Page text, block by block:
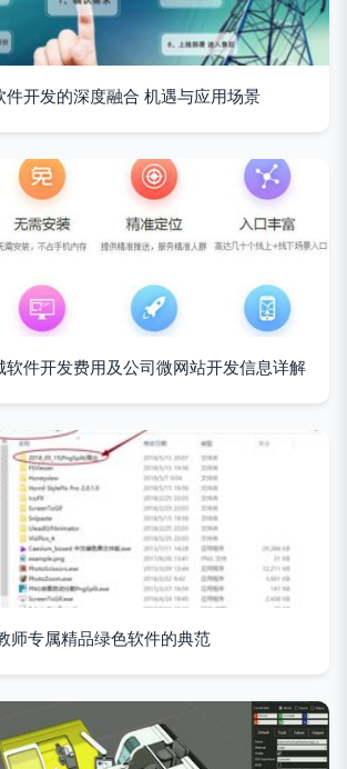
件开发的深度融合 机遇与应用场景
软件开发费用及公司微网站开发信息详解
师专属精品绿色软件的典范